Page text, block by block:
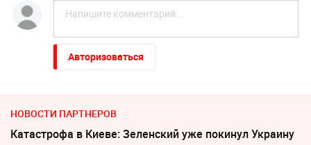
Авторизоваться
НОВОСТИ ПАРТНЕРОВ
Катастрофа в Киеве: Зеленский уже покинул Украину